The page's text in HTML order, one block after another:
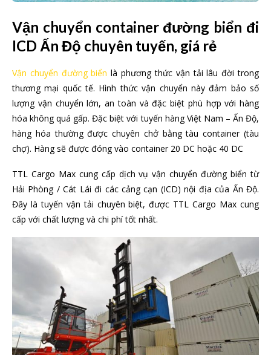
Vận chuyển container đường biển đi
ICD Ấn Độ chuyên tuyến, giá rẻ
Vận chuyển đường biển là phương thức vận tải lâu đời trong
thương mại quốc tế. Hình thức vận chuyển này đảm bảo số
lượng vận chuyển lớn, an toàn và đặc biệt phù hợp với hàng
hóa không quá gấp. Đặc biệt với tuyến hàng Việt Nam – Ấn Độ,
hàng hóa thường được chuyên chở bằng tàu container (tàu
chợ). Hàng sẽ được đóng vào container 20 DC hoặc 40 DC
TTL Cargo Max cung cấp dịch vụ vận chuyển đường biển từ
Hải Phòng / Cát Lái đi các cảng cạn (ICD) nội địa của Ấn Độ.
Đây là tuyến vận tải chuyên biệt, được TTL Cargo Max cung
cấp với chất lượng và chi phí tốt nhất.